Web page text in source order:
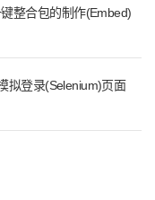
整合包的制作(Embed)
拟登录(Selenium)页面